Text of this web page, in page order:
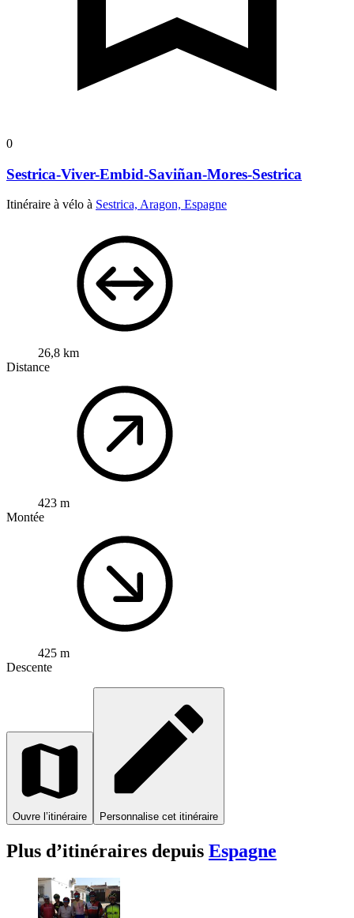
0
Sestrica-Viver-Embid-Saviñan-Mores-Sestrica
Itinéraire à vélo à Sestrica, Aragon, Espagne
26,8 km
Distance
423 m
Montée
425 m
Descente
Ouvre l’itinéraire Personnalise cet itinéraire
Plus d’itinéraires depuis Espagne